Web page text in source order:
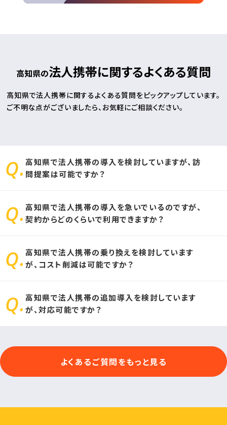
高知県の法人携帯に関するよくある質問
高知県で法人携帯に関するよくある質問をピックアップしています。
ご不明な点がございましたら、お気軽にご相談ください。
高知県で法人携帯の導入を検討していますが、訪
問提案は可能ですか？
お客様のエリアにより、訪問不可能なエリアがございます。
その場合、オンライン商談にて法人携帯の導入プランをご提案致し
高知県で法人携帯の導入を急いでいるのですが、
契約からどのくらいで利用できますか？
お申し込みをいただいてから、最短1日で法人携帯をご利用いただ
けます。
高知県で法人携帯の乗り換えを検討しています
が、コスト削減は可能ですか？
他社docomo（ドコモ）・au（エーユー）など、ソフトバンク携帯以外
のキャリアをご利用の場合、法人携帯のコスト削減が可能です。
高知県で法人携帯の追加導入を検討しています
が、対応可能ですか？
可能です。法人携帯の追加導入の際は、法人携帯ドットコムにお問
合せください。よくあるご質問をもっと見る